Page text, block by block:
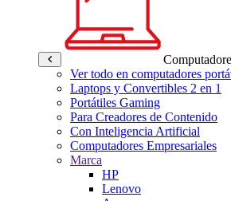
Ver todo en computadores
Laptops y Convertibles 2 en 1
Portátiles Gaming
Para Creadores de Contenido
Con Inteligencia Artificial
Computadores Empresariales
Marca
HP
Lenovo